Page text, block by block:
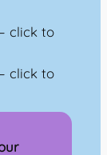
click to
click to